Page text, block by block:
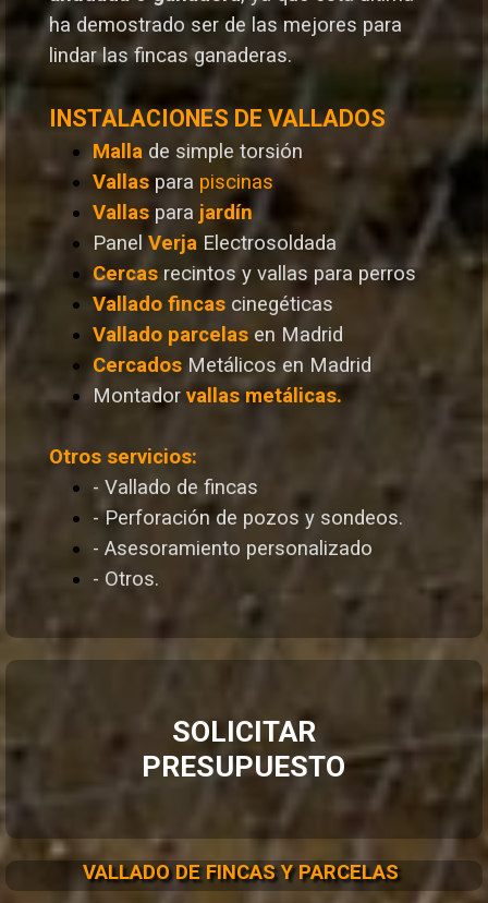
ha demostrado ser de las mejores para
lindar las fincas ganaderas.
INSTALACIONES DE VALLADOS
Malla de simple torsión
Vallas para piscinas
Vallas para jardín
Panel Verja Electrosoldada
Cercas recintos y vallas para perros
Vallado fincas cinegéticas
Vallado parcelas en Madrid
Cercados Metálicos en Madrid
Montador vallas metálicas.
Otros servicios:
- Vallado de fincas
- Perforación de pozos y sondeos.
- Asesoramiento personalizado
- Otros.
SOLICITAR
PRESUPUESTO
VALLADO DE FINCAS Y PARCELAS